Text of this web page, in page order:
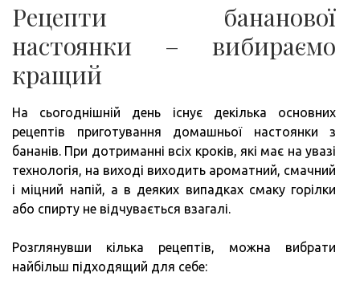
Рецепти бананової
настоянки – вибираємо
кращий
На сьогоднішній день існує декілька основних
рецептів приготування домашньої настоянки з
бананів. При дотриманні всіх кроків, які має на увазі
технологія, на виході виходить ароматний, смачний
і міцний напій, а в деяких випадках смаку горілки
або спирту не відчувається взагалі.
Розглянувши кілька рецептів, можна вибрати
найбільш підходящий для себе: